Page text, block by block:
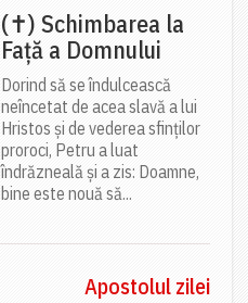
(✝) Schimbarea la
Față a Domnului
Dorind să se îndulcească
neîncetat de acea slavă a lui
Hristos și de vederea sfinților
proroci, Petru a luat
îndrăzneală și a zis: Doamne,
bine este nouă să...
Apostolul zilei